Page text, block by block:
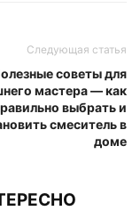
Следующая статья
советы для
мастера — как
выбрать и
смеситель в
доме